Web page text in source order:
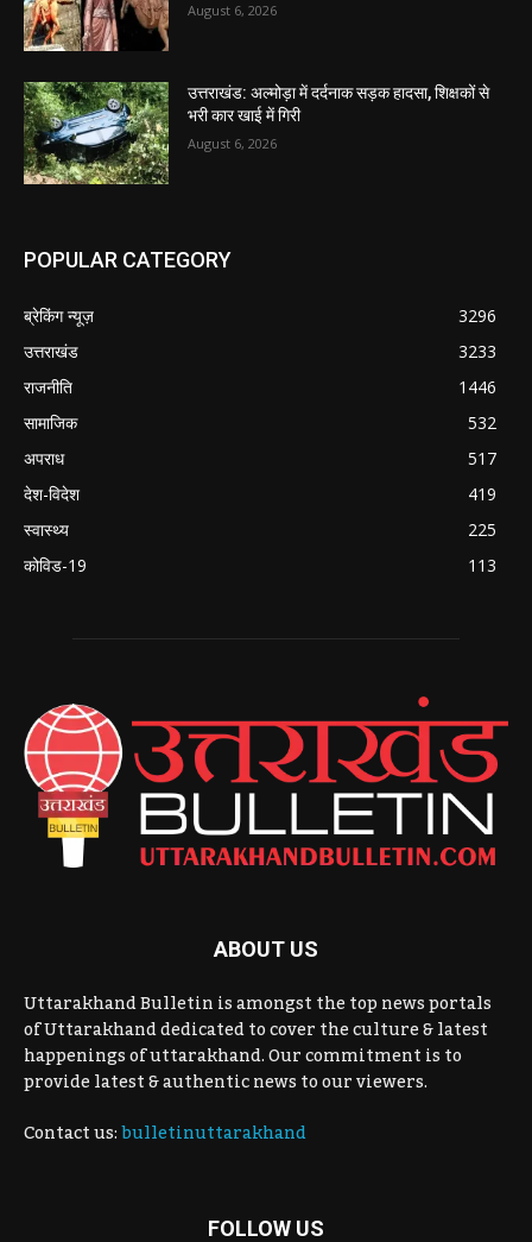
August 6, 2026
उत्तराखंड: अल्मोड़ा में दर्दनाक सड़क हादसा, शिक्षकों से
भरी कार खाई में गिरी
August 6, 2026
POPULAR CATEGORY
ब्रेकिंग न्यूज़
3296
उत्तराखंड
3233
राजनीति
1446
सामाजिक
532
अपराध
517
देश-विदेश
419
स्वास्थ्य
225
कोविड-19
113
ABOUT US
Uttarakhand Bulletin is amongst the top news portals
of Uttarakhand dedicated to cover the culture & latest
happenings of uttarakhand. Our commitment is to
provide latest & authentic news to our viewers.
Contact us:bulletinuttarakhand
FOLLOW US